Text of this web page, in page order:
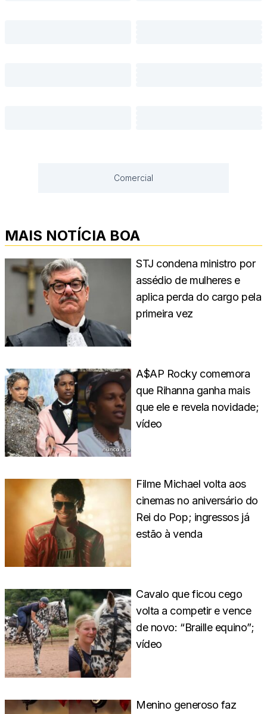
Comercial
MAIS NOTÍCIA BOA
STJ condena ministro por
assédio de mulheres e
aplica perda do cargo pela
primeira vez
A$AP Rocky comemora
que Rihanna ganha mais
que ele e revela novidade;
vídeo
Filme Michael volta aos
cinemas no aniversário do
Rei do Pop; ingressos já
estão à venda
Cavalo que ficou cego
volta a competir e vence
de novo: “Braille equino”;
vídeo
Menino generoso faz